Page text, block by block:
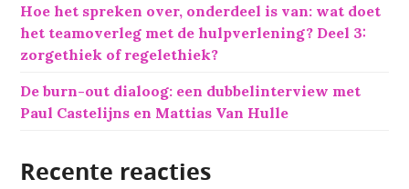
Hoe het spreken over, onderdeel is van: wat doet
het teamoverleg met de hulpverlening? Deel 3:
zorgethiek of regelethiek?
De burn-out dialoog: een dubbelinterview met
Paul Castelijns en Mattias Van Hulle
Recente reacties